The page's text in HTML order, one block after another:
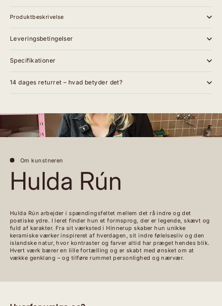
Produktbeskrivelse
Leveringsbetingelser
Specifikationer
14 dages returret – hvad betyder det?
Om kunstneren
Hulda Rún
Hulda Rún arbejder i spændingsfeltet mellem det rå indre og det
poetiske ydre. I leret finder hun et formsprog, der er legende, skævt og
fuld af karakter. Fra sit værksted i Hinnerup skaber hun unikke
keramiske værker inspireret af hverdagen, sit indre følelsesliv og den
islandske natur, hvor kontraster og farver altid har præget hendes blik.
Hvert værk bærer en lille fortælling og er skabt med ønsket om at
vække genklang – og tilføre rummet personlighed og nærvær.